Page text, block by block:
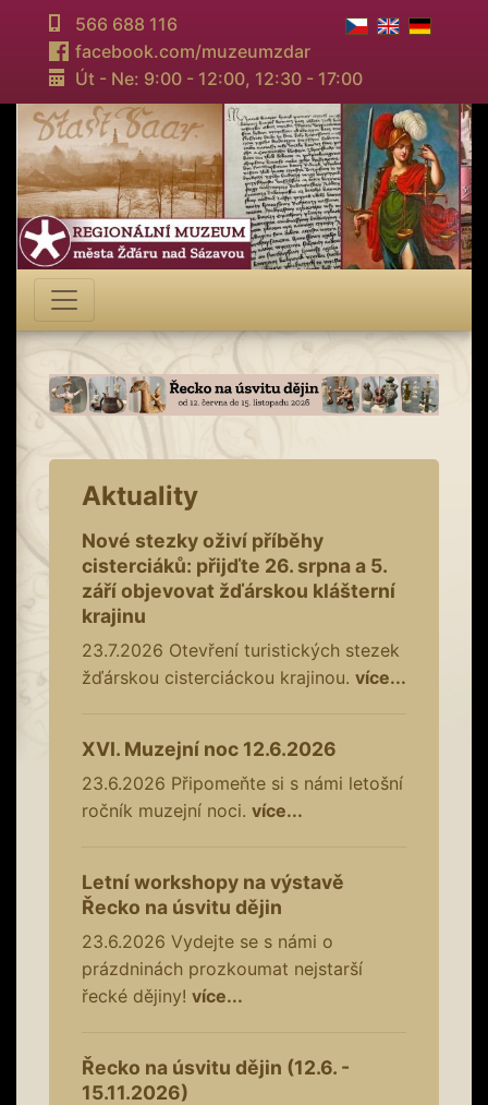
566 688 116
facebook.com/muzeumzdar
Út - Ne: 9:00 - 12:00, 12:30 - 17:00
Aktuality
Nové stezky oživí příběhy
cisterciáků: přijďte 26. srpna a 5.
září objevovat žďárskou klášterní
krajinu
23.7.2026 Otevření turistických stezek
žďárskou cisterciáckou krajinou. více...
XVI. Muzejní noc 12.6.2026
23.6.2026 Připomeňte si s námi letošní
ročník muzejní noci. více...
Letní workshopy na výstavě
Řecko na úsvitu dějin
23.6.2026 Vydejte se s námi o
prázdninách prozkoumat nejstarší
řecké dějiny! více...
Řecko na úsvitu dějin (12.6. -
15.11.2026)